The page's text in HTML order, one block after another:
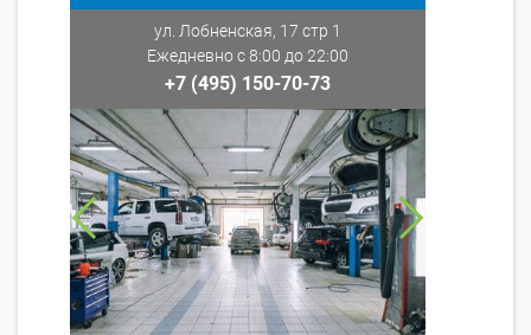
ул. Лобненская, 17 стр 1
Ежедневно с 8:00 до 22:00
+7 (495) 150-70-73